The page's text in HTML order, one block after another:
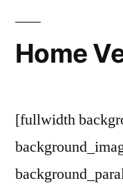
Home
[fullwidth